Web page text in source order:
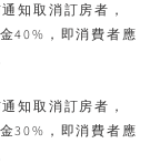
知取消訂房者，
40%，即消費者應
知取消訂房者，
30%，即消費者應